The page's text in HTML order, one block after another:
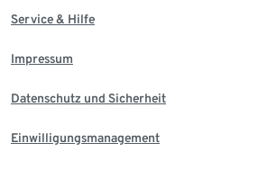
Service & Hilfe
Impressum
Datenschutz und Sicherheit
Einwilligungsmanagement